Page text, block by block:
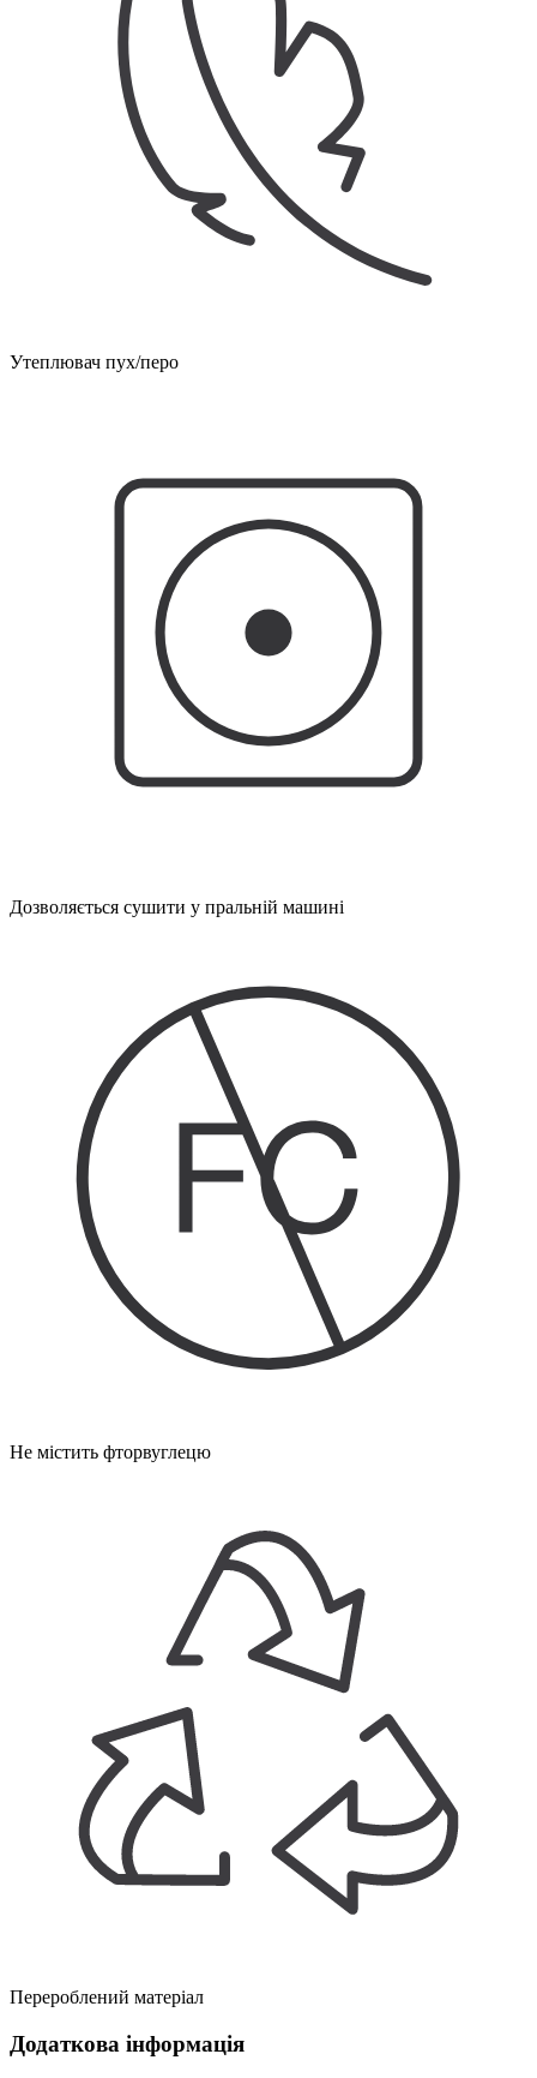
Утеплювач пух/перо
Дозволяється сушити у пральній машині
Не містить фторвуглецю
Перероблений матеріал
Додаткова інформація